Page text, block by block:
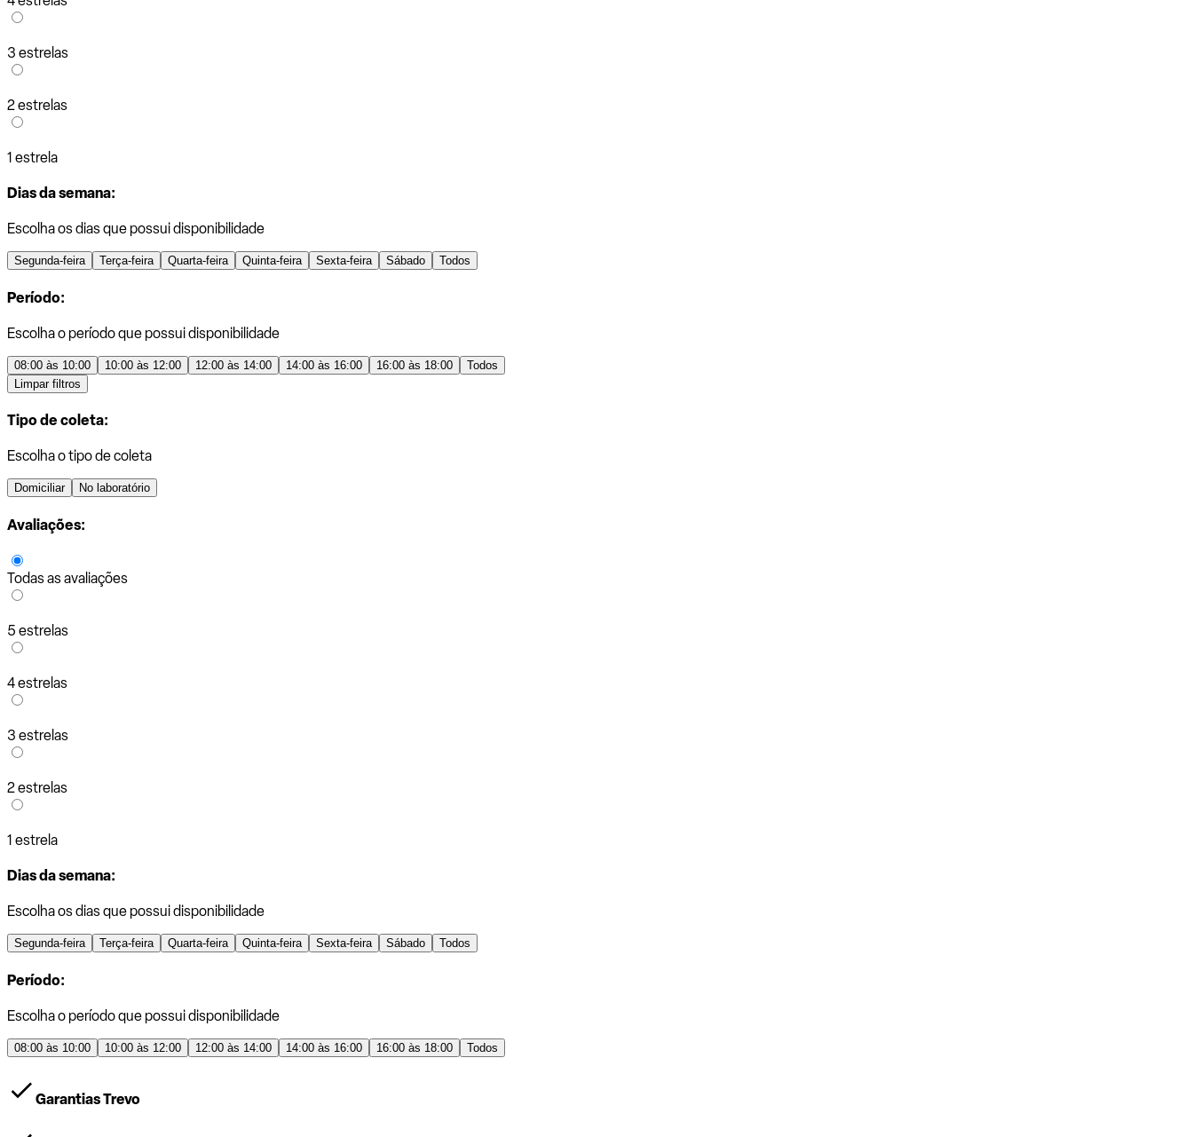
3 estrelas
2 estrelas
1 estrela
Dias da semana:
Escolha os dias que possui disponibilidade
Segunda-feira Terça-feira Quarta-feira Quinta-feira Sexta-feira Sábado Todos
Período:
Escolha o período que possui disponibilidade
08:00 às 10:00 10:00 às 12:00 12:00 às 14:00 14:00 às 16:00 16:00 às 18:00
Todos
Limpar filtros
Tipo de coleta:
Escolha o tipo de coleta
Domiciliar No laboratório
Avaliações:
Todas as avaliações
5 estrelas
4 estrelas
3 estrelas
2 estrelas
1 estrela
Dias da semana:
Escolha os dias que possui disponibilidade
Segunda-feira Terça-feira Quarta-feira Quinta-feira Sexta-feira Sábado Todos
Período:
Escolha o período que possui disponibilidade
08:00 às 10:00 10:00 às 12:00 12:00 às 14:00 14:00 às 16:00 16:00 às 18:00 Todos
Garantias Trevo